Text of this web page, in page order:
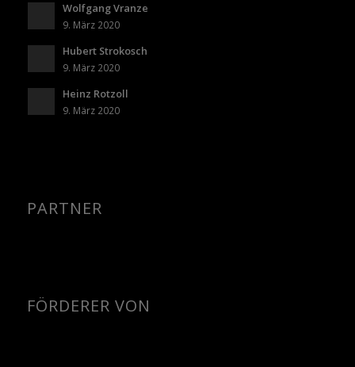
Wolfgang Vranze
9. März 2020
Hubert Strokosch
9. März 2020
Heinz Rotzoll
9. März 2020
PARTNER
FÖRDERER VON